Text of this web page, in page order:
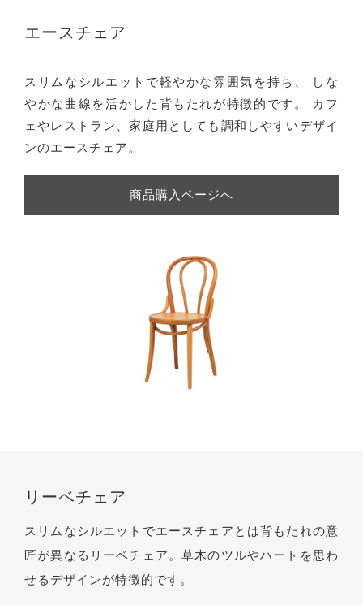
エースチェア
スリムなシルエットで軽やかな雰囲気を持ち、 しな
やかな曲線を活かした背もたれが特徴的です。 カフ
ェやレストラン、家庭用としても調和しやすいデザイ
ンのエースチェア。
商品購入ページへ
リーベチェア
スリムなシルエットでエースチェアとは背もたれの意
匠が異なるリーベチェア。草木のツルやハートを思わ
せるデザインが特徴的です。